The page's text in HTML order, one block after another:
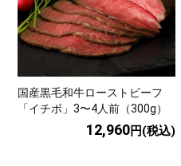
国産黒毛和牛ローストビーフ
「イチボ」3〜4人前（300g）
12,960円(税込)